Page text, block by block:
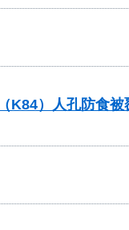
K84）人孔防食被